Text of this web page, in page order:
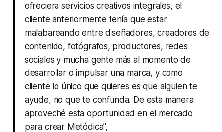
ofreciera servicios creativos integrales, el
cliente anteriormente tenía que estar
malabareando entre diseñadores, creadores de
contenido, fotógrafos, productores, redes
sociales y mucha gente más al momento de
desarrollar o impulsar una marca, y como
cliente lo único que quieres es que alguien te
ayude, no que te confunda. De esta manera
aproveché esta oportunidad en el mercado
para crear Metódica”,